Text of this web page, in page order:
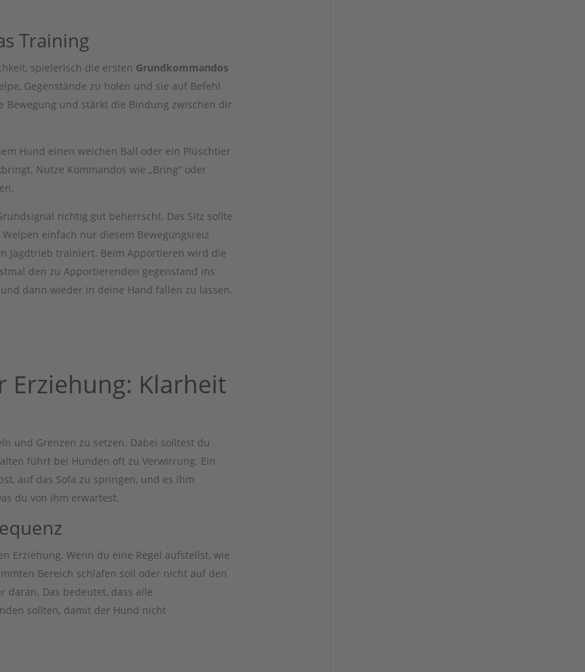
Training
spielerisch die ersten Grundkommandos
Gegenstände zu holen und sie auf Befehl
Bewegung und stärkt die Bindung zwischen dir
Hund einen weichen Ball oder ein Plüschtier
Nutze Kommandos wie „Bring“ oder
richtig gut beherrscht. Das Sitz sollte
einfach nur diesem Bewegungsreiz
Jagdtrieb trainiert. Beim Apportieren wird die
den zu Apportierenden gegenstand ins
dann wieder in deine Hand fallen zu lassen.
Erziehung: Klarheit
und Grenzen zu setzen. Dabei solltest du
führt bei Hunden oft zu Verwirrung. Ein
auf das Sofa zu springen, und es ihm
du von ihm erwartest.
Erziehung. Wenn du eine Regel aufstellst, wie
Bereich schlafen soll oder nicht auf den
daran. Das bedeutet, dass alle
sollten, damit der Hund nicht